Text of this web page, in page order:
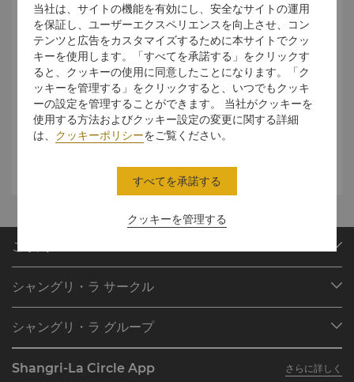
輝かしいモンゴルの歴史や娯楽文化をお楽しみいただけるモ
ンゴルをテーマとしたバンケットです。美しい装飾が施され
たお部屋やフォワイエには、本格的な現地の備品や車と、ユ
ルトと呼ばれるモンゴルの円形型移動テントをご用意してい
ます。伝統的なモンゴリアンバンケットでは、ホーメイや馬
頭琴などのモンゴルのパフォーマンスをお楽しみいただけま
す。また、プロの料理チームによる伝統的なモンゴル料理各
種もご用意しております。サービススタッフは、文化的な雰
いたします。
ご予約
ご予約の検索
レストラン＆バー
シャングリ・ラ サークル
シャングリ・ラ サークルに入会
よくあるお問合せや質問
シャングリ・ラ グループ
シャングリ・ラ ブランド
採用情報
Shangri-La Circle App
さらに詳しく
当社は、サイトの機能を有効にし、安全なサイトの運用
を保証し、ユーザーエクスペリエンスを向上させ、コン
テンツと広告をカスタマイズするために本サイトでクッ
キーを使用します。「すべてを承諾する」をクリックす
ると、クッキーの使用に同意したことになります。「ク
ッキーを管理する」をクリックすると、いつでもクッキ
ーの設定を管理することができます。 当社がクッキーを
使用する方法およびクッキー設定の変更に関する詳細
は、 クッキーポリシーをご覧ください。
クッキーを管理する
すべてを承諾する